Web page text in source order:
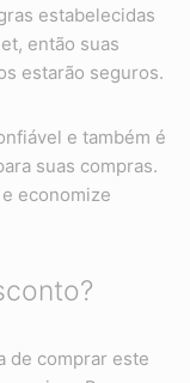
estabelecidas
então suas
estarão seguros.
e também é
suas compras.
economize
de comprar este